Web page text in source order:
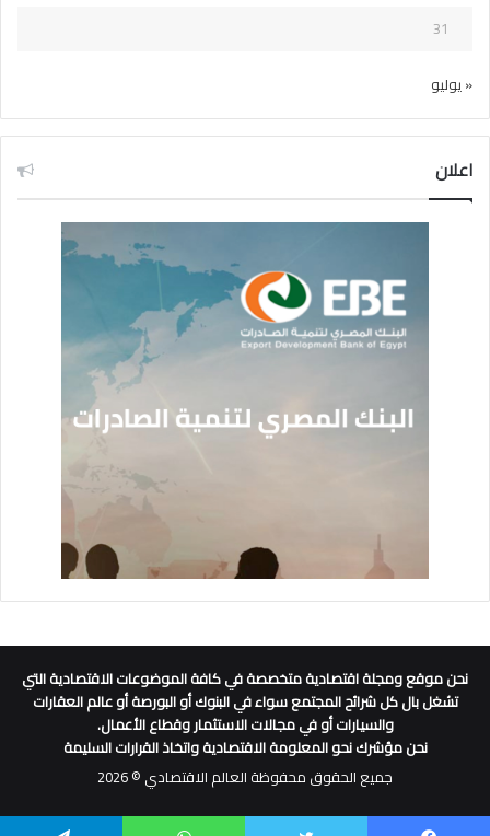
31
« يوليو
اعلان
نحن موقع ومجلة اقتصادية متخصصة في كافة الموضوعات الاقتصادية التي
تشغل بال كل شرائح المجتمع سواء في البنوك أو البورصة أو عالم العقارات
والسيارات أو في مجالات الاستثمار وقطاع الأعمال.
نحن مؤشرك نحو المعلومة الاقتصادية واتخاذ القرارات السليمة
جميع الحقوق محفوظة العالم الاقتصادي © 2026